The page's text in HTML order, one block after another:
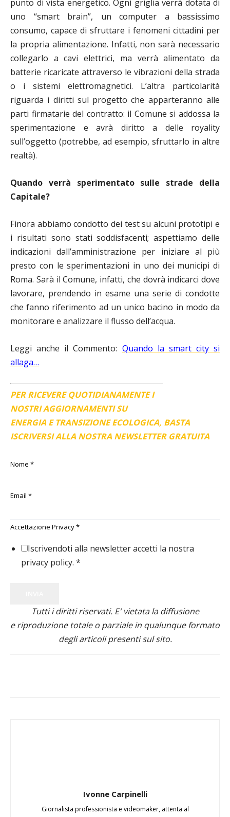
punto di vista energetico. Ogni griglia verrà dotata di
uno “smart brain”, un computer a bassissimo
consumo, capace di sfruttare i fenomeni cittadini per
la propria alimentazione. Infatti, non sarà necessario
collegarlo a cavi elettrici, ma verrà alimentato da
batterie ricaricate attraverso le vibrazioni della strada
o i sistemi elettromagnetici. L’altra particolarità
riguarda i diritti sul progetto che apparteranno alle
parti firmatarie del contratto: il Comune si addossa la
sperimentazione e avrà diritto a delle royality
sull’oggetto (potrebbe, ad esempio, sfruttarlo in altre
realtà).
Quando verrà sperimentato sulle strade della
Capitale?
Finora abbiamo condotto dei test su alcuni prototipi e
i risultati sono stati soddisfacenti; aspettiamo delle
indicazioni dall’amministrazione per iniziare al più
presto con le sperimentazioni in uno dei municipi di
Roma. Sarà il Comune, infatti, che dovrà indicarci dove
lavorare, prendendo in esame una serie di condotte
che fanno riferimento ad un unico bacino in modo da
monitorare e analizzare il flusso dell’acqua.
Leggi anche il Commento: Quando la smart city si
allaga…
PER RICEVERE QUOTIDIANAMENTE I
NOSTRI AGGIORNAMENTI SU
ENERGIA E TRANSIZIONE ECOLOGICA, BASTA
ISCRIVERSI ALLA NOSTRA NEWSLETTER GRATUITA
Nome *
Email *
Accettazione Privacy*
Iscrivendoti alla newsletter accetti la nostra
privacy policy. *
Tutti i diritti riservati. E' vietata la diffusione
e riproduzione totale o parziale in qualunque formato
degli articoli presenti sul sito.
Ivonne Carpinelli
Giornalista professionista e videomaker, attenta al